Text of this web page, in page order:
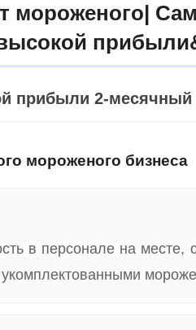
мороженого|
прибыли 2-месячный
мороженого бизнеса
в персонале на